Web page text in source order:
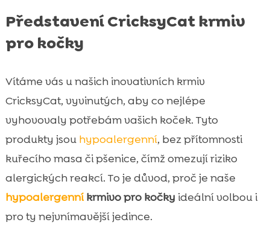
Představení CricksyCat krmiv
pro kočky
Vítáme vás u našich inovativních krmiv
CricksyCat, vyvinutých, aby co nejlépe
vyhovovaly potřebám vašich koček. Tyto
produkty jsou hypoalergenní, bez přítomnosti
kuřecího masa či pšenice, čímž omezují riziko
alergických reakcí. To je důvod, proč je naše
hypoalergenníkrmivo pro kočky ideální volbou i
pro ty nejvnímavější jedince.